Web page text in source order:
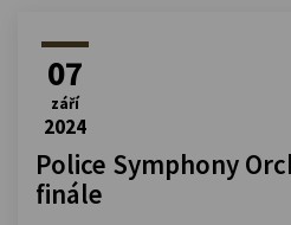
07
září
2024
Police Symphony
finále